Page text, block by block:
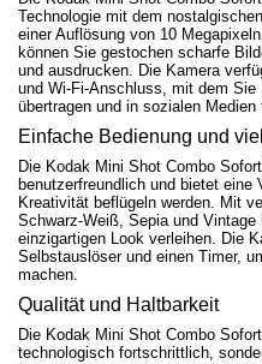
Technologie mit dem
einer Auflösung von 10
können Sie gestochen scharfe
und ausdrucken. Die Kamera
und Wi-Fi-Anschluss, mit dem
übertragen und in sozialen Medien
Einfache Bedienung und
Die Kodak Mini Shot Combo
benutzerfreundlich und bietet
Kreativität beflügeln werden. Mit
Schwarz-Weiß, Sepia und
einzigartigen Look verleihen. Die
Selbstauslöser und einen Timer,
machen.
Qualität und Haltbarkeit
Die Kodak Mini Shot Combo
technologisch fortschrittlich,